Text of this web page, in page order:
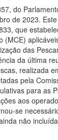
do
de 2023.
que
(MCE)
das
da última
realizada
pela
para as
aos
se
não